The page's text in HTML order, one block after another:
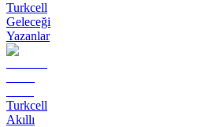
Turkcell
Geleceği
Yazanlar
Turkcell
Akıllı